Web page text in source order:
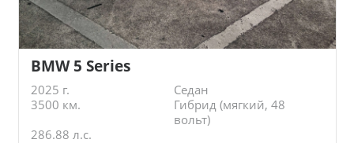
BMW 5 Series
2025 г.
Седан
3500 км.
Гибрид (мягкий, 48
вольт)
286.88 л.с.